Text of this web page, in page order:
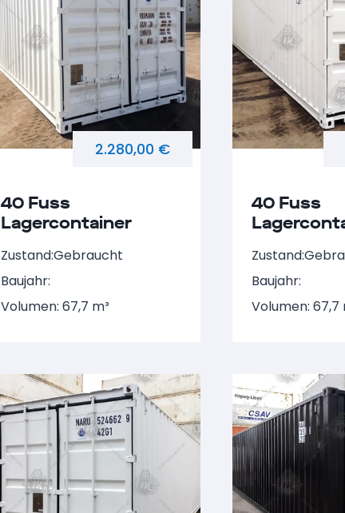
40 Fuss
Lagercontainer
2.280,00 €
Zustand:Gebraucht
Baujahr:
Volumen: 67,7 m³
40 Fuss
Zustand:
Baujahr:
Volumen: 67,7